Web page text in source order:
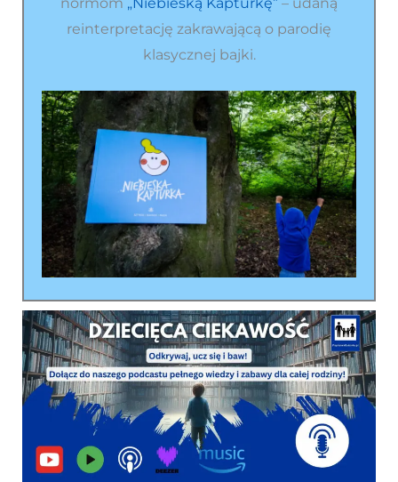
reinterpretację zakrawającą o parodię
klasycznej bajki.